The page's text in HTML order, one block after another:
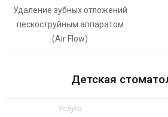
Удаление зубных отложений
пескоструйным аппаратом
(Air Flow)
Детская
Услуга